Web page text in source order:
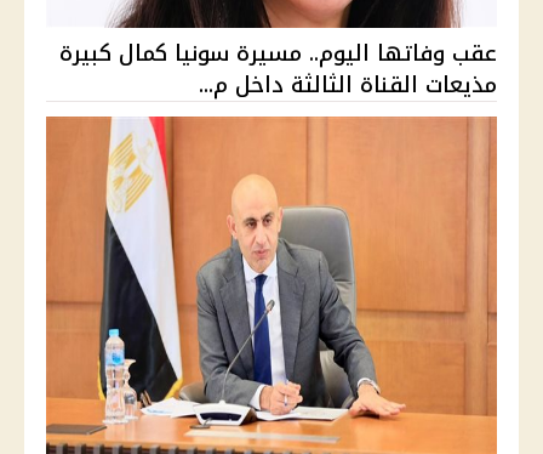
عقب وفاتها اليوم.. مسيرة سونيا كمال كبيرة
مذيعات القناة الثالثة داخل م...